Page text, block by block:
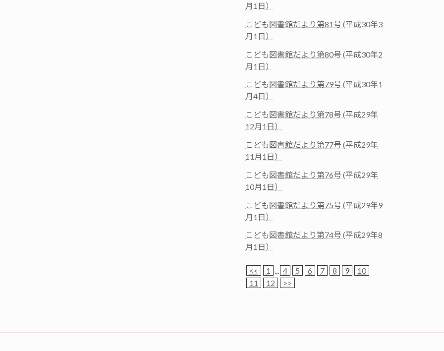
月1日）
こども図書館だより第81号 (平成30年3
月1日）
こども図書館だより第80号 (平成30年2
月1日）
こども図書館だより第79号 (平成30年1
月4日）
こども図書館だより第78号 (平成29年
12月1日）
こども図書館だより第77号 (平成29年
11月1日）
こども図書館だより第76号 (平成29年
10月1日）
こども図書館だより第75号 (平成29年9
月1日）
こども図書館だより第74号 (平成29年8
月1日）
<< 1 ... 4 5 6 7 8 9
10
11
12 >>